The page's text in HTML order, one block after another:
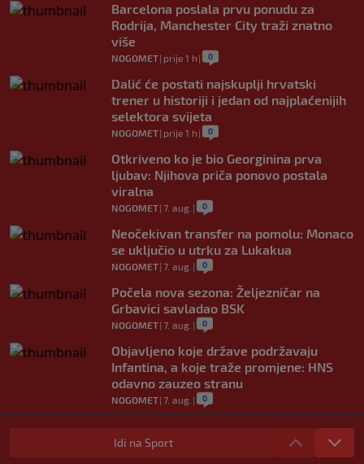
Barcelona poslala prvu ponudu za
Rodrija, Manchester City traži znatno
više
NOGOMET| prije 1 h | 0
Dalić će postati najskuplji hrvatski
trener u historiji i jedan od najplaćenijih
selektora svijeta
NOGOMET| prije 1 h | 0
Otkriveno ko je bio Georginina prva
ljubav: Njihova priča ponovo postala
viralna
NOGOMET| 7. aug. | 0
Neočekivan transfer na pomolu: Monaco
se uključio u utrku za Lukakua
NOGOMET| 7. aug. | 0
Počela nova sezona: Željezničar na
Grbavici savladao BSK
NOGOMET| 7. aug. | 0
Objavljeno koje države podržavaju
Infantina, a koje traže promjene: HNS
odavno zauzeo stranu
NOGOMET| 7. aug. | 0
UEFA pokreće istragu: Je li Infantino
namjeravao prodati prava na Svjetsko
Idi na Sport